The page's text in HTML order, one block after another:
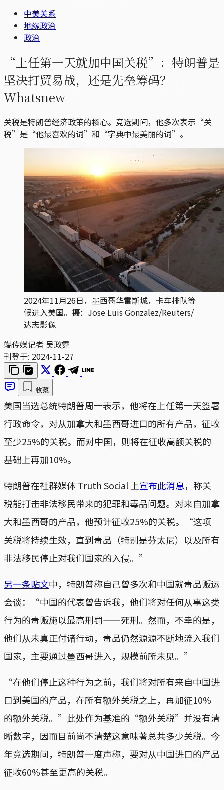
中美关系
地缘政治
政治
“上任第一天就加中国关税”：特朗普是
坚决打贸易战，还是先垒筹码？｜
Whatsnew
关税是特朗普经济政策的核心。竞选期间，他多次表示“关
税”是“他最喜欢的词”和“字典中最美丽的词”。
2024年11月26日，墨西哥华雷斯城，卡车排队等
候进入美国。摄：Jose Luis Gonzalez/Reuters/
达志影像
端传媒记者 吴政霆
刊登于: 2024-11-27
收藏
美国当选总统特朗普周一表示，他将在上任第一天签署
行政命令，对从加拿大和墨西哥进口的所有产品，征收
至少25%的关税。而对中国，则将在征收高额关税的
基础上再加10%。
特朗普在社群媒体 Truth Social 上宣布此消息，称关
税能打击非法移民带来的犯罪和毒品问题。对来自加拿
大和墨西哥的产品，他预计征收25%的关税。“这项
关税将持续生效，直到毒品（特别是芬太尼）以及所有
非法移民停止对我们国家的入侵。”
另一条贴文中，特朗普称自己曾多次和中国就毒品贩运
会谈：“中国的代表曾告诉我，他们将对任何从事这类
行为的毒贩施以最高刑罚——死刑。然而，不幸的是，
他们从未真正付诸行动，毒品仍然源源不断地流入我们
国家，主要通过墨西哥进入，规模前所未见。”
“在他们停止这种行为之前，我们将对所有来自中国进
口到美国的产品，在所有额外关税之上，再加征10%
的额外关税。”此处作为基准的“额外关税”并没有清
晰数字，因而目前尚不清楚这意味著总共多少关税。今
年竞选期间，特朗普一度声称，要对从中国进口的产品
征收60%甚至更高的关税。